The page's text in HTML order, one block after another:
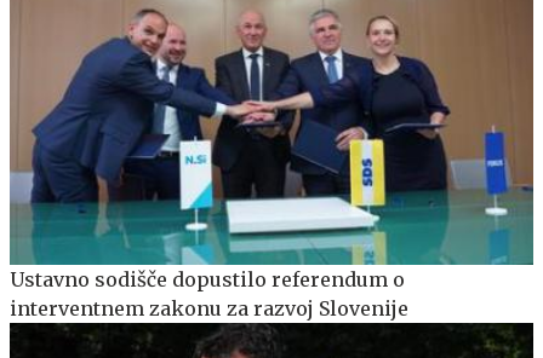
Ustavno sodišče dopustilo referendum o
interventnem zakonu za razvoj Slovenije